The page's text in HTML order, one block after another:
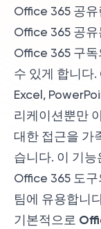
Office 365 공
Office 365 공
Office 365 구
수 있게 합니다
Excel,
리케이션뿐만
대한 접근을 가
습니다. 이 기
Office 365 도
팀에 유용합니
기본적으로